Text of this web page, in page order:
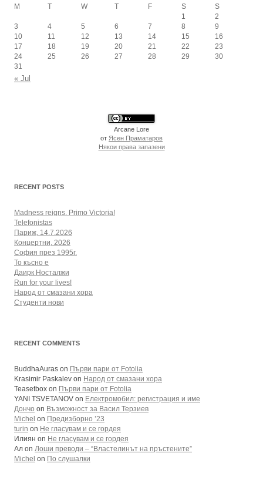
M T W T F S
S
1
2
3
4 5 6 7 8
9
10
11 12 13 14 15
16
17
18 19 20 21 22
23
24
25 26 27 28 29
30
31
« Jul
Arcane Lore
от Ясен Праматаров
Някои права запазени
RECENT POSTS
Madness reigns. Primo Victoria!
Telefonistas
Париж, 14.7.2026
Концертни, 2026
София през 1995г.
То късно е
Даирк Носталжи
Run for your lives!
Народ от смазани хора
Студенти нови
RECENT COMMENTS
BuddhaAuras on Първи пари от Fotolia
Krasimir Paskalev on Народ от смазани хора
Teasetbox on Първи пари от Fotolia
YANI TSVETANOV on Електромобил: регистрация и име
Дончо on Възможност за Васил Терзиев
Michel on Предизборно ’23
turin on Не гласувам и се гордея
Илиян on Не гласувам и се гордея
Ал on Лоши преводи – “Властелинът на пръстените”
Michel on По слушалки